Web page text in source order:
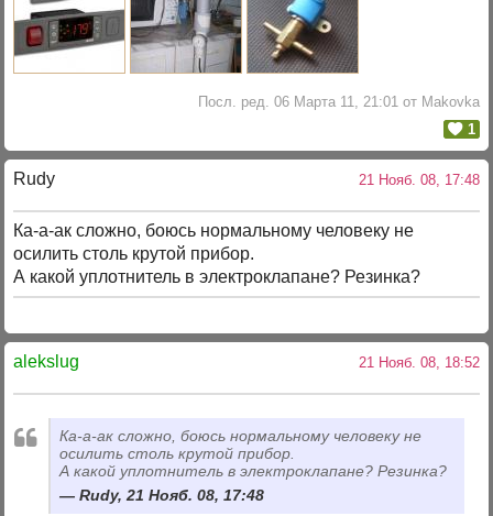
Посл. ред. 06 Марта 11, 21:01 от Makovka
1
Rudy 21 Нояб. 08, 17:48
Ка-а-ак сложно, боюсь нормальному человеку не
осилить столь крутой прибор.
А какой уплотнитель в электроклапане? Резинка?
alekslug 21 Нояб. 08, 18:52
Ка-а-ак сложно, боюсь нормальному человеку не
осилить столь крутой прибор.
А какой уплотнитель в электроклапане? Резинка?
Rudy, 21 Нояб. 08, 17:48